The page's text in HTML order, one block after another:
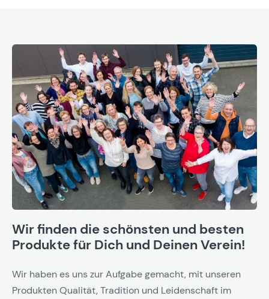
Wir finden die schönsten und besten
Produkte für Dich und Deinen Verein!
Wir haben es uns zur Aufgabe gemacht, mit unseren
Produkten Qualität, Tradition und Leidenschaft im